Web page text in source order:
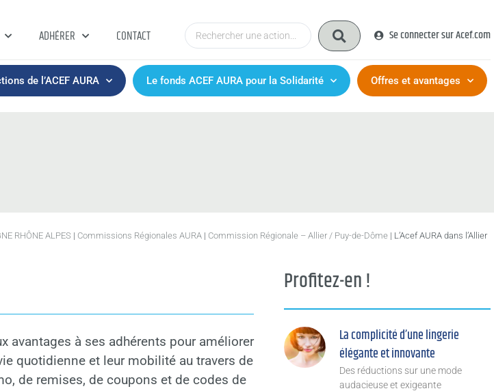
ADHÉRER CONTACT Se connecter sur Acef.com
de l’ACEF AURA Le fonds ACEF AURA pour la Solidarité Offres et avantages
RHÔNE ALPES | Commissions Régionales AURA | Commission Régionale – Allier / Puy-de-Dôme | L’Acef AURA dans l’Allier
avantages à ses adhérents pour améliorer
quotidienne et leur mobilité au travers de
de remises, de coupons et de codes de
Profitez-en !
La complicité d’une lingerie
élégante et innovante
Des réductions sur une mode
audacieuse et exigeante